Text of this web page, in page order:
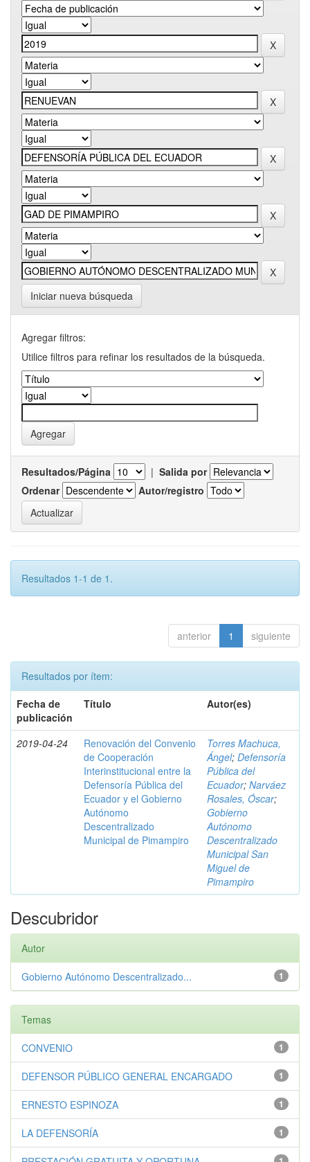
Iniciar nueva búsqueda
Agregar filtros:
Utilice filtros para refinar los resultados de la búsqueda.
Resultados/Página | Salida por
Ordenar
Autor/registro
Resultados 1-1 de 1.
anterior 1 siguiente
Resultados por ítem:
Fecha de
publicación
Título Autor(es)
2019-04-24
Renovación del Convenio
de Cooperación
Interinstitucional entre la
Defensoría Pública del
Ecuador y el Gobierno
Autónomo
Descentralizado
Municipal de Pimampiro
Torres Machuca,
Ángel; Defensoría
Pública del
Ecuador; Narváez
Rosales, Óscar;
Gobierno
Autónomo
Descentralizado
Municipal San
Miguel de
Pimampiro
Descubridor
Autor
1
Gobierno Autónomo Descentralizado...
Temas
1
CONVENIO
1
DEFENSOR PÚBLICO GENERAL ENCARGADO
1
ERNESTO ESPINOZA
1
LA DEFENSORÍA